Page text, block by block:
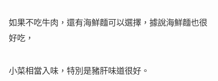
如果不吃牛肉，還有海鮮麵可以選擇，據說海鮮麵也很
好吃，
小菜相當入味，特別是豬肝味道很好。